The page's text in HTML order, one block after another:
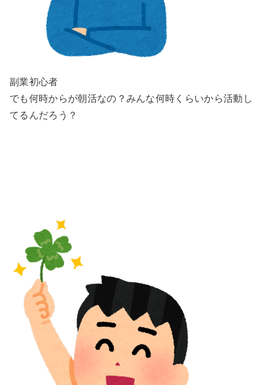
副業初心者
でも何時からが朝活なの？みんな何時くらいから活動し
てるんだろう？